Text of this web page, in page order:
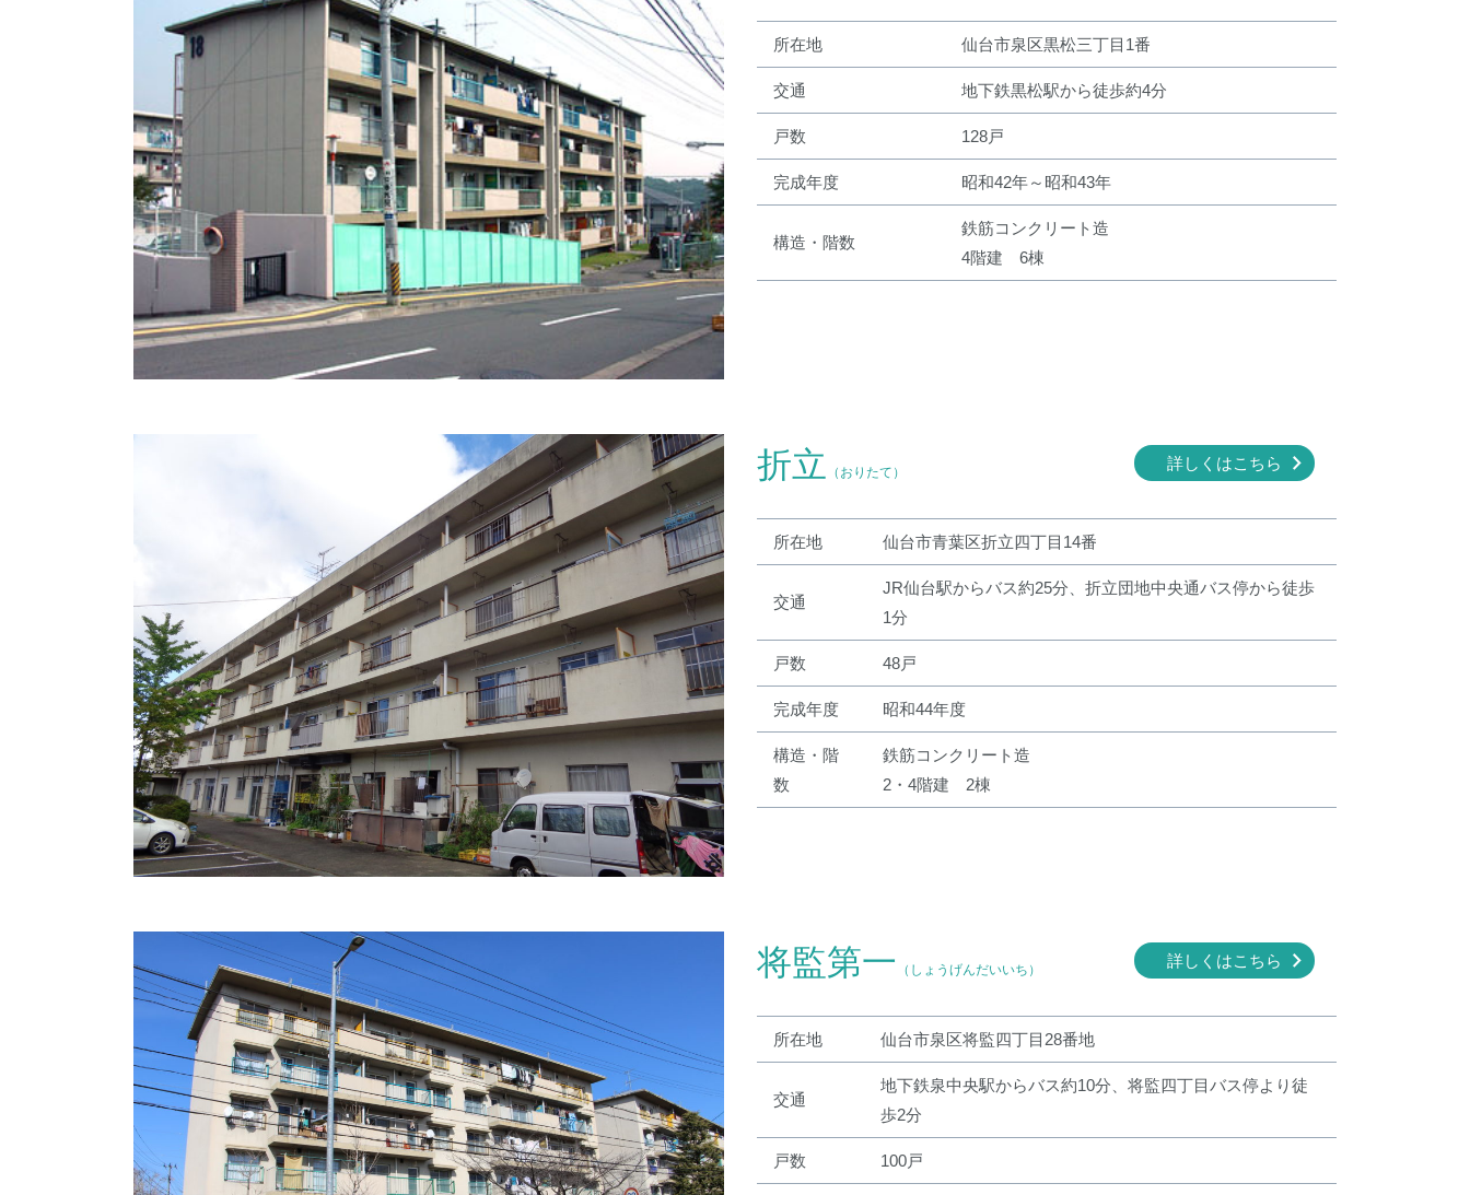
所在地 仙台市泉区黒松三丁目1番
交通 地下鉄黒松駅から徒歩約4分
戸数 128戸
完成年度 昭和42年～昭和43年
構造・階数
鉄筋コンクリート造
4階建 6棟
折立 （おりたて） 詳しくはこちら
所在地 仙台市青葉区折立四丁目14番
交通
JR仙台駅からバス約25分、折立団地中央通バス停から徒歩
1分
戸数 48戸
完成年度 昭和44年度
構造・階
数
鉄筋コンクリート造
2・4階建 2棟
将監第一 （しょうげんだいいち） 詳しくはこちら
所在地 仙台市泉区将監四丁目28番地
交通
地下鉄泉中央駅からバス約10分、将監四丁目バス停より徒
歩2分
戸数 100戸